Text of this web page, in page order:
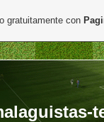
gratuitamente con